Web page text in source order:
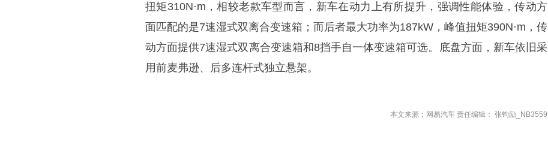
扭矩310N·m，相较老款车型而言，新车在动力上有所提升，强调性能体验，传动方
面匹配的是7速湿式双离合变速箱；而后者最大功率为187kW，峰值扭矩390N·m，传
动方面提供7速湿式双离合变速箱和8挡手自一体变速箱可选。底盘方面，新车依旧采
用前麦弗逊、后多连杆式独立悬架。
本文来源：网易汽车 责任编辑： 张钧励_NB3559